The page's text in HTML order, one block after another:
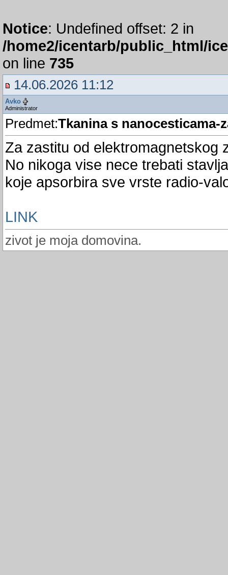
Notice: Undefined offset: 2 in
/home2/icentarb/public_html/
on line 735
14.06.2026 11:12
Avko
Administrator
Predmet:Tkanina s nanocesticama-
Za zastitu od elektromagnetskog
No nikoga vise nece trebati
koje apsorbira sve vrste radio-
LINK
zivot je moja domovina.